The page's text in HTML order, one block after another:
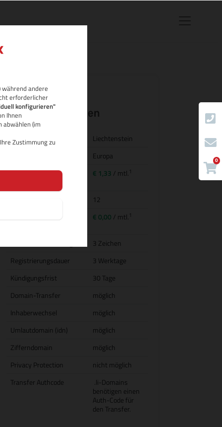
während andere
erforderlicher
konfigurieren"
Ihnen
abwählen (im
Zustimmung zu
0
.li Domain-
Eigenschaften
Land/Bezeichnung
Liechtenstein
Europa
Preis für
€ 1,33 / mtl. 1
12
€ 0,00 / mtl. 1
3 Zeichen
Registrierungsdauer
3 Werktage
Kündigungsfrist
30 Tage
Domain-Transfer
möglich
Inhaberwechsel
möglich
Umlautdomain (idn)
möglich
Zifferndomain
möglich
Privacy Protection
nicht möglich
Transfer Authcode
.li-Domains
benötigen einen
Auth-Code für
den Transfer.